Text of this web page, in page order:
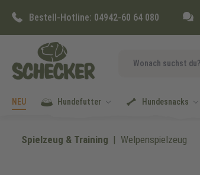
Zur Hauptnavigation springen
Bestell-Hotline: 04942-60 64 080
NEU Hundefutter Hundesnacks
Spielzeug & Training Welpenspielzeug